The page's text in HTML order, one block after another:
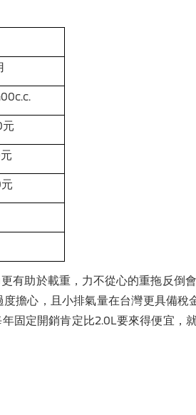
元
元
有助於載重，力不從心的重拖反倒
擔心，且小排氣量在台灣更具備稅
固定開銷肯定比2.0L要來得便宜，